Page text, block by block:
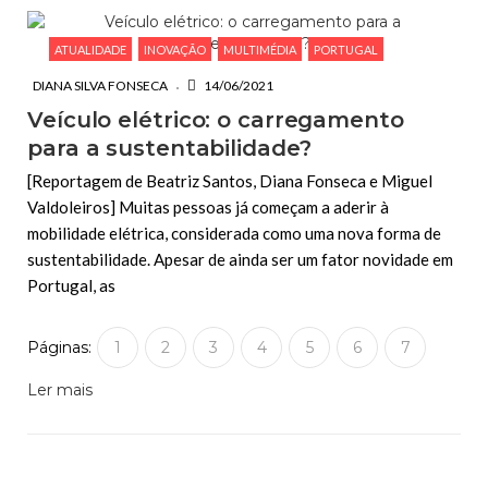
ATUALIDADE INOVAÇÃO MULTIMÉDIA PORTUGAL
DIANA SILVA FONSECA 14/06/2021
Veículo elétrico: o carregamento
para a sustentabilidade?
[Reportagem de Beatriz Santos, Diana Fonseca e Miguel
Valdoleiros] Muitas pessoas já começam a aderir à
mobilidade elétrica, considerada como uma nova forma de
sustentabilidade. Apesar de ainda ser um fator novidade em
Portugal, as
Páginas: 1 2 3 4 5 6 7
Ler mais